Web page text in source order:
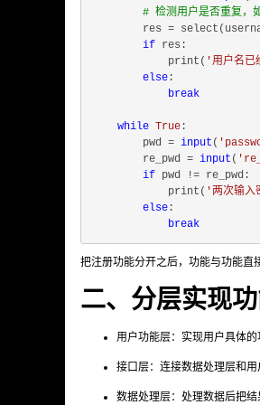
# 检测用户是否重复，
res =
if res:
            print(
'用户名已
else :
break
while True :
        pwd =
input (
        re_pwd =
input (
if pwd != re_pwd:
            print(
'两次输入
else :
break
把注册功能分开之后，功能与功能直
二、分层实现
用户功能层：实现用户具体的
接口层：连接数据处理层和用
数据处理层：处理数据后把结